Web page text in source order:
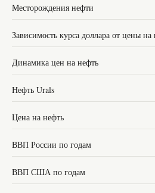
Месторождения нефти
Зависимость курса доллара от цены на
Динамика цен на нефть
Нефть Urals
Цена на нефть
ВВП России по годам
ВВП США по годам